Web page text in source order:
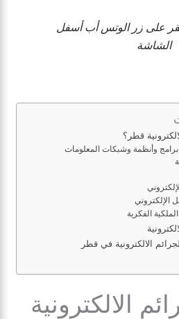
على زر الوتس أب أسفل
الشاشة
قطر؟
وأنظمة وشبكات المعلومات
الإلكتروني
الفكرية
الالكترونية في قطر
الالكترونية